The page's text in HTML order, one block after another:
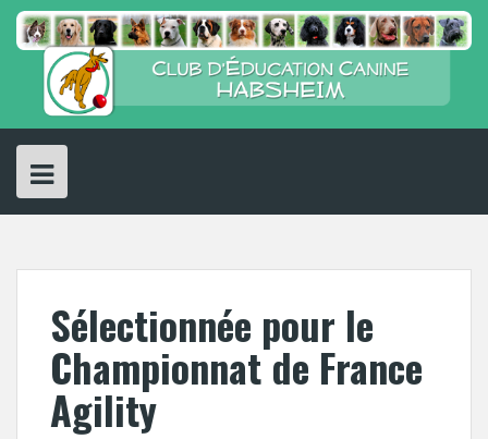
Skip
content
Sélectionnée pour le
Championnat de France
Agility